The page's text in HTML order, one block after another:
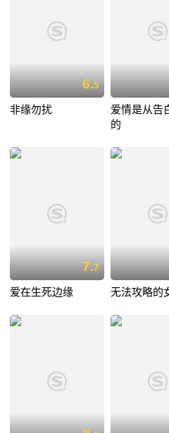
6.5
非缘勿扰
爱情是从告
的
7.7
爱在生死边缘 无法攻略的